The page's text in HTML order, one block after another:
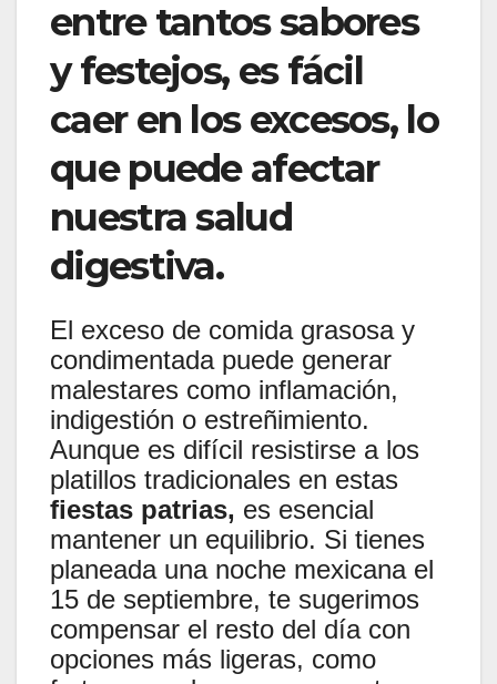
entre tantos sabores
y festejos, es fácil
caer en los excesos, lo
que puede afectar
nuestra salud
digestiva.
El exceso de comida grasosa y
condimentada puede generar
malestares como inflamación,
indigestión o estreñimiento.
Aunque es difícil resistirse a los
platillos tradicionales en estas
fiestas patrias, es esencial
mantener un equilibrio. Si tienes
planeada una noche mexicana el
15 de septiembre, te sugerimos
compensar el resto del día con
opciones más ligeras, como